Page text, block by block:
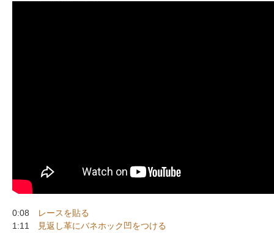
0:08
レースを貼る
1:11
見返し革にバネホック凹をつける